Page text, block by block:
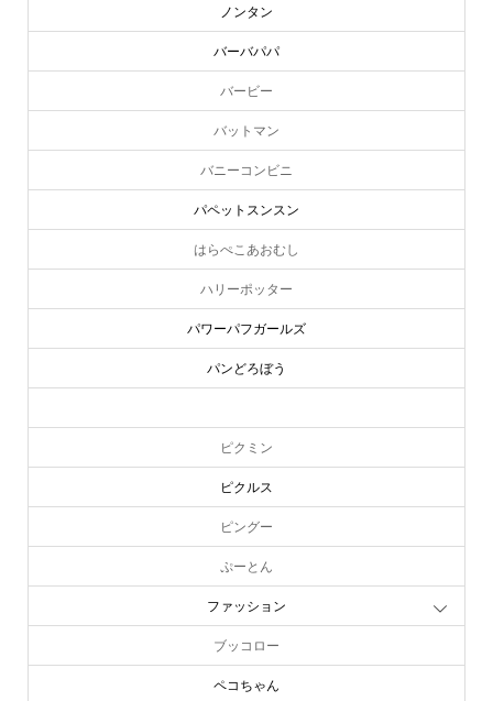
ノンタン
バーバパパ
バービー
バットマン
バニーコンビニ
パペットスンスン
はらぺこあおむし
ハリーポッター
パワーパフガールズ
パンどろぼう
ピクミン
ピクルス
ピングー
ぷーとん
ファッション
ブッコロー
ペコちゃん